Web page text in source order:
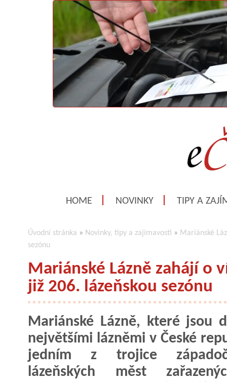
HOME NOVINKY TIPY A
Úvodní stránka » Novinky, tipy a zajímavosti » Mariánské
sezónu
Mariánské Lázně zahájí o
již 206. lázeňskou sezónu
Mariánské Lázně, které jsou
největšími lázněmi v České
jedním z trojice
lázeňských měst